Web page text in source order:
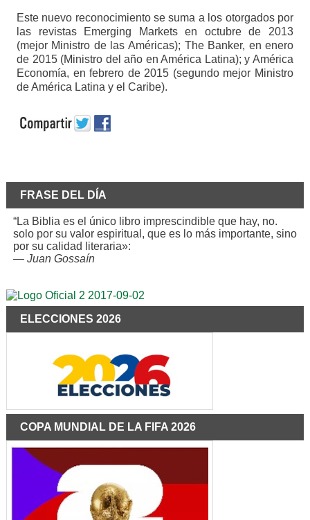
Este nuevo reconocimiento se suma a los otorgados por
las revistas Emerging Markets en octubre de 2013
(mejor Ministro de las Américas); The Banker, en enero
de 2015 (Ministro del año en América Latina); y América
Economía, en febrero de 2015 (segundo mejor Ministro
de América Latina y el Caribe).
FRASE DEL DÍA
“La Biblia es el único libro imprescindible que hay, no.
solo por su valor espiritual, que es lo más importante, sino
por su calidad literaria»:
— Juan Gossaín
ELECCIONES 2026
COPA MUNDIAL DE LA FIFA 2026